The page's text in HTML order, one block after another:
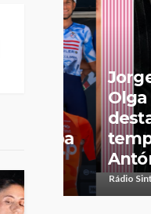
Jorge
Olga
António
Rádio Sintonia